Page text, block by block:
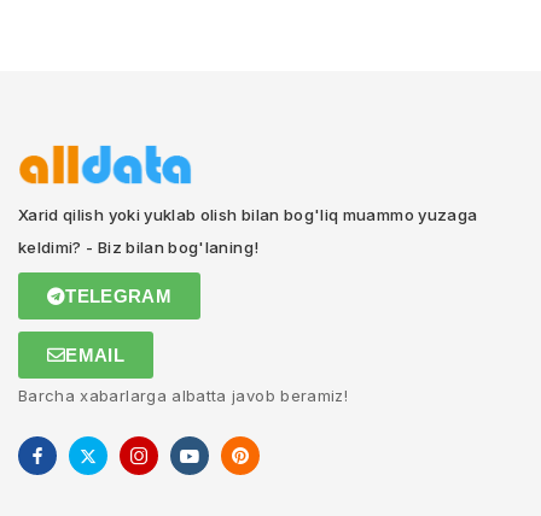
Xarid qilish yoki yuklab olish bilan bog'liq muammo yuzaga
keldimi? - Biz bilan bog'laning!
TELEGRAM
EMAIL
Barcha xabarlarga albatta javob beramiz!